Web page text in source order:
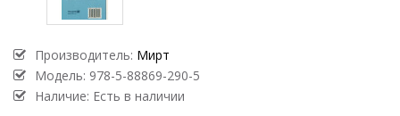
Производитель: Мирт
Модель: 978-5-88869-290-5
Наличие: Есть в наличии